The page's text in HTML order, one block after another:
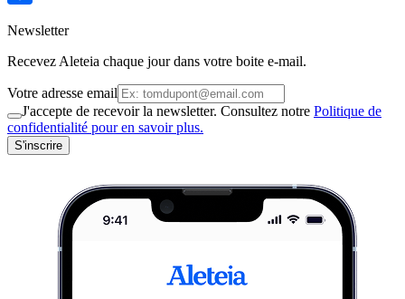
Newsletter
Recevez Aleteia chaque jour dans votre boite e-mail.
Votre adresse email
J'accepte de recevoir la newsletter. Consultez notre Politique de
confidentialité pour en savoir plus.
S'inscrire